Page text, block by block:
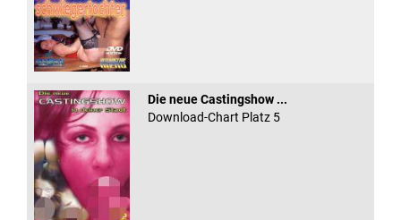
Die neue Castingshow ...
Download-Chart Platz 5